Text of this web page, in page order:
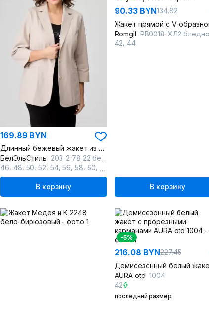
169.89 BYN
Длинный бежевый жакет из текстиля с рельефами и карманами
БелЭльСтиль 203-2 78 22 бежевый_джинс
46 48 50 52 54 56 58 60
В корзину
90.33 BYN134.82
Romgil РВ0018-ХЛ2 бледно-голубой,
42 44
В корзину
-5%
216.08 BYN227.45
AURA otd 1004
42
последний размер